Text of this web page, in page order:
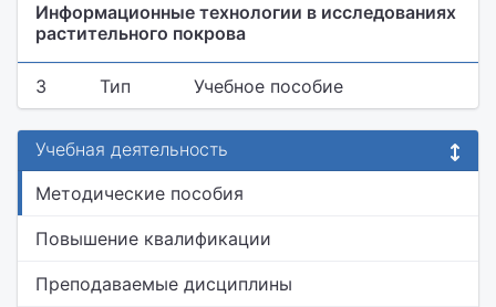
Информационные технологии в исследованиях
растительного покрова
3 Тип Учебное пособие
Учебная деятельность
Методические пособия
Повышение квалификации
Преподаваемые дисциплины